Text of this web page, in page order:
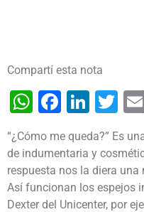
Compartí esta nota
WhatsApp
“¿Cómo me queda?” Es
de indumentaria y
respuesta nos la diera
Así funcionan los espejos
Dexter del Unicenter, por